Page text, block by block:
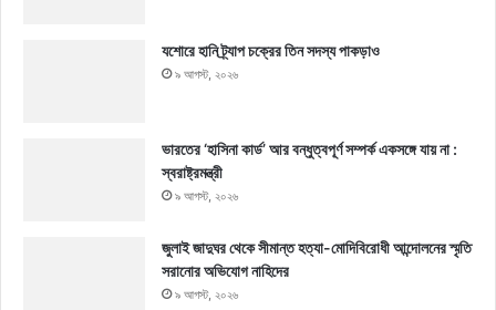
যশোরে হানি ট্র্যাপ চক্রের তিন সদস্য পাকড়াও
৯ আগস্ট, ২০২৬
ভারতের ‘হাসিনা কার্ড’ আর বন্ধুত্বপূর্ণ সম্পর্ক একসঙ্গে যায় না :
স্বরাষ্ট্রমন্ত্রী
৯ আগস্ট, ২০২৬
জুলাই জাদুঘর থেকে সীমান্ত হত্যা-মোদিবিরোধী আন্দোলনের স্মৃতি
সরানোর অভিযোগ নাহিদের
৯ আগস্ট, ২০২৬